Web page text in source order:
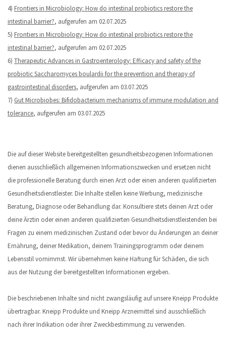
4) Frontiers in Microbiology: How do intestinal probiotics restore the
intestinal barrier?, aufgerufen am 02.07.2025
5) Frontiers in Microbiology: How do intestinal probiotics restore the
intestinal barrier?, aufgerufen am 02.07.2025
6) Therapeutic Advances in Gastroenterology: Efficacy and safety of the
probiotic Saccharomyces boulardii for the prevention and therapy of
gastrointestinal disorders, aufgerufen am 03.07.2025
7) Gut Microbiobes: Bifidobacterium mechanisms of immune modulation and
tolerance, aufgerufen am 03.07.2025
Die auf dieser Website bereitgestellten gesundheitsbezogenen Informationen
dienen ausschließlich allgemeinen Informationszwecken und ersetzen nicht
die professionelle Beratung durch einen Arzt oder einen anderen qualifizierten
Gesundheitsdienstleister. Die Inhalte stellen keine Werbung, medizinische
Beratung, Diagnose oder Behandlung dar. Konsultiere stets deinen Arzt oder
deine Ärztin oder einen anderen qualifizierten Gesundheitsdienstleistenden bei
Fragen zu einem medizinischen Zustand oder bevor du Änderungen an deiner
Ernährung, deiner Medikation, deinem Trainingsprogramm oder deinem
Lebensstil vornimmst. Wir übernehmen keine Haftung für Schäden, die sich
aus der Nutzung der bereitgestellten Informationen ergeben.
Die beschriebenen Inhalte sind nicht zwangsläufig auf unsere Kneipp Produkte
übertragbar. Kneipp Produkte und Kneipp Arzneimittel sind ausschließlich
nach ihrer Indikation oder ihrer Zweckbestimmung zu verwenden.